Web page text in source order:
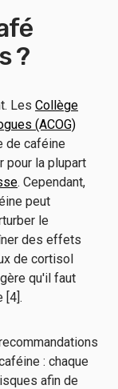
?
Les Collège
(ACOG)
de caféine
pour la plupart
. Cependant,
peut
le
des effets
de cortisol
qu'il faut
[4].
: chaque
afin de